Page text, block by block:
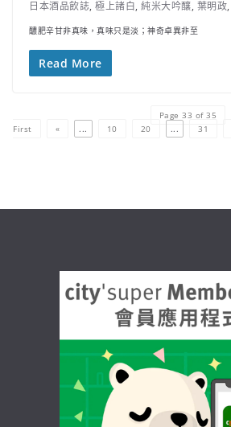
日本酒品飲誌, 極上諸白, 純米大吟釀, 葉明政,
醲肥辛甘非真味，真味只是淡；神奇卓異非至
Read More
Page 33 of 35
First
« ... 10 20 ... 31